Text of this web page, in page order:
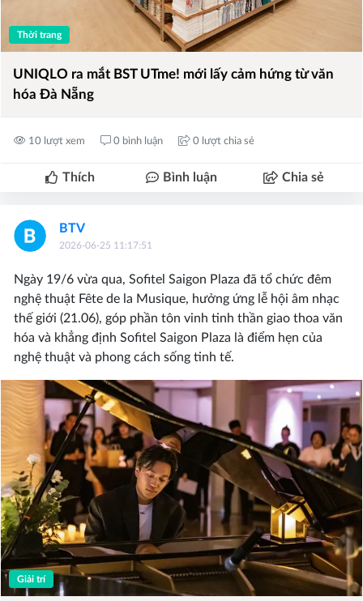
Thời trang
UNIQLO ra mắt BST UTme! mới lấy cảm hứng từ văn
hóa Đà Nẵng
10 lượt xem 0 bình luận 0 lượt chia sẻ
Thích Bình luận Chia sẻ
BTV
2026-06-25 11:17:51
Ngày 19/6 vừa qua, Sofitel Saigon Plaza đã tổ chức đêm
nghệ thuật Fête de la Musique, hưởng ứng lễ hội âm nhạc
thế giới (21.06), góp phần tôn vinh tinh thần giao thoa văn
hóa và khẳng định Sofitel Saigon Plaza là điểm hẹn của
nghệ thuật và phong cách sống tinh tế.
Giải trí